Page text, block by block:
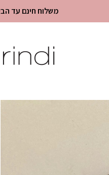
משלוח חינם עד הבית